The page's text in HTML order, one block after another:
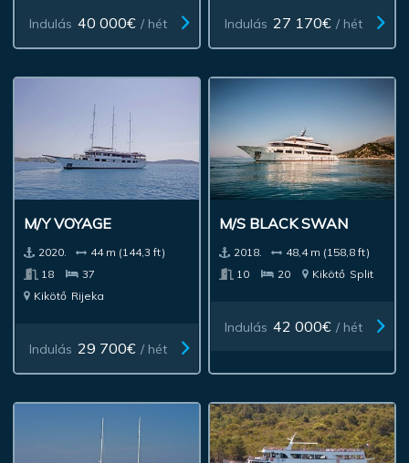
Indulás 40 000€ / hét Indulás 27 170€ / hét
M/Y VOYAGE
2020.
44 m (144,3 ft)
18
37
Kikötő Rijeka
Indulás 29 700€ / hét
M/S BLACK SWAN
2018.
48,4 m (158,8 ft)
10
20 Kikötő Split
Indulás 42 000€ / hét